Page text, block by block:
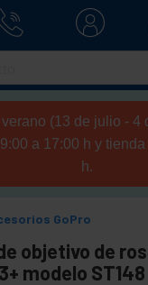
(13 de julio - 4
a 17:00 h y
h.
GoPro
objetivo de
modelo ST148